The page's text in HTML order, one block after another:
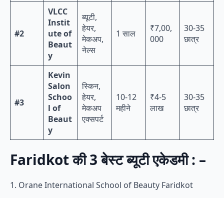
#2
VLCC
Instit
ute of
Beaut
y
ब्यूटी,
हेयर,
मेकअप,
नेल्स
1 साल
₹7,00,
000
30-35
छात्र
#3
Kevin
Salon
Schoo
l of
Beaut
y
स्किन,
हेयर,
मेकअप
एक्सपर्ट
10-12
महीने
₹4-5
लाख
30-35
छात्र
Faridkot की 3 बेस्ट ब्यूटी एकेडमी : –
1. Orane International School of Beauty Faridkot